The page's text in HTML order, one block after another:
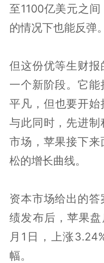
至1100亿美元之
的情况下也能反弹。
但这份优等生财报
一个新阶段。它
平凡，但也要开
与此同时，先进
市场，苹果接下
松的增长曲线。
资本市场给出的
绩发布后，苹果
月1日，上涨
幅。